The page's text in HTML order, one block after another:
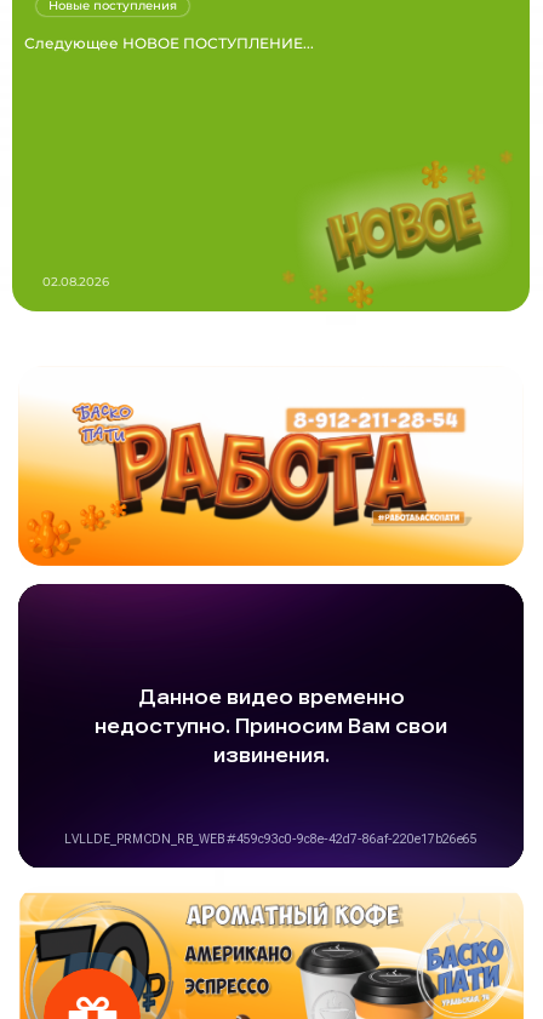
Следующее НОВОЕ ПОСТУПЛЕНИЕ...
Новые поступления
02.08.2026